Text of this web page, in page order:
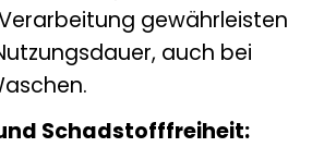
gewährleisten
auch bei
Schadstofffreiheit: